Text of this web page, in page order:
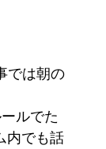
では朝の
ルでた
内でも話